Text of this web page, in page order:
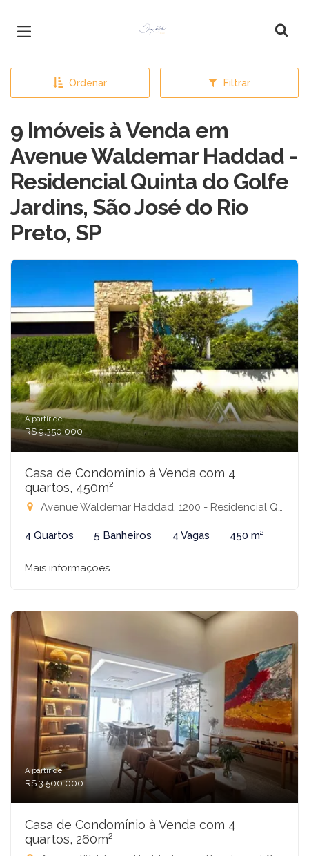
Página inicial
Ordenar Filtrar
9 Imóveis à Venda em
Avenue Waldemar Haddad -
Residencial Quinta do Golfe
Jardins, São José do Rio
Preto, SP
A partir de:
R$ 9.350.000
Casa de Condomínio à Venda com 4
quartos, 450m²
Avenue Waldemar Haddad, 1200 - Residencial Quinta do Golfe Jardins, São José do Rio Preto-SP
4 Quartos 5 Banheiros 4 Vagas 450 m²
Mais informações
A partir de:
R$ 3.500.000
Casa de Condomínio à Venda com 4
quartos, 260m²